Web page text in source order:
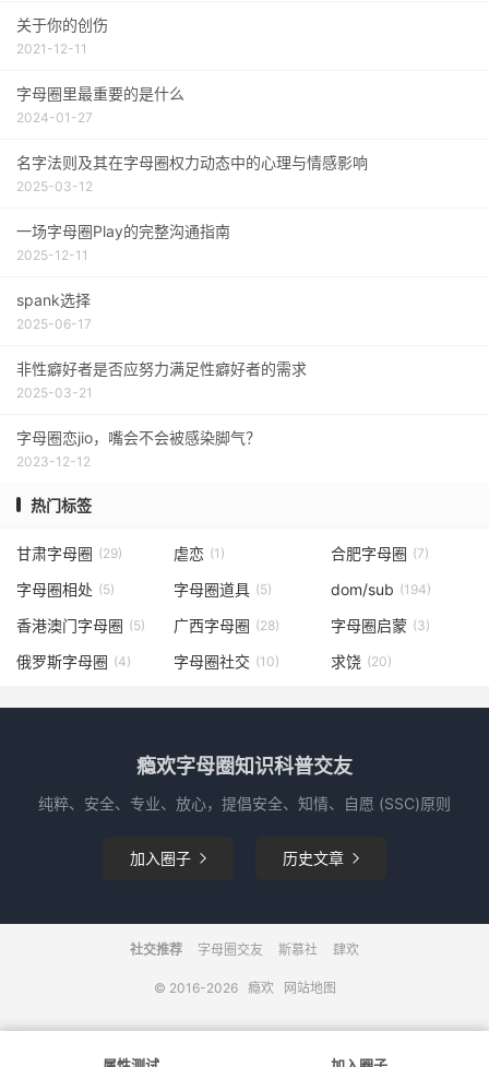
关于你的创伤
2021-12-11
字母圈里最重要的是什么
2024-01-27
名字法则及其在字母圈权力动态中的心理与情感影响
2025-03-12
一场字母圈Play的完整沟通指南
2025-12-11
spank选择
2025-06-17
非性癖好者是否应努力满足性癖好者的需求
2025-03-21
字母圈恋jio，嘴会不会被感染脚气？
2023-12-12
热门标签
甘肃字母圈 (29) 虐恋 (1) 合肥字母圈 (7)
字母圈相处 (5) 字母圈道具 (5) dom/sub (194)
香港澳门字母圈 (5) 广西字母圈 (28) 字母圈启蒙 (3)
俄罗斯字母圈 (4) 字母圈社交 (10) 求饶 (20)
瘾欢字母圈知识科普交友
纯粹、安全、专业、放心，提倡安全、知情、自愿 (SSC)原则
加入圈子  历史文章 
社交推荐 字母圈交友 斯慕社 肆欢
© 2016-2026 瘾欢 网站地图